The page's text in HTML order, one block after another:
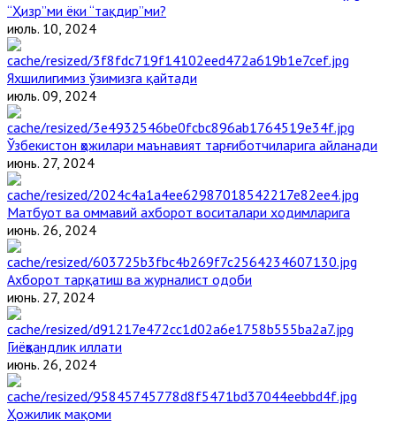
“Ҳизр”ми ёки “тақдир”ми?
июль. 10, 2024
Яхшилигимиз ўзимизга қайтади
июль. 09, 2024
Ўзбекистон ҳожилари маънавият тарғиботчиларига айланади
июнь. 27, 2024
Матбуот ва оммавий ахборот воситалари ходимларига
июнь. 26, 2024
Ахборот тарқатиш ва журналист одоби
июнь. 27, 2024
Гиёҳвандлик иллати
июнь. 26, 2024
Ҳожилик мақоми